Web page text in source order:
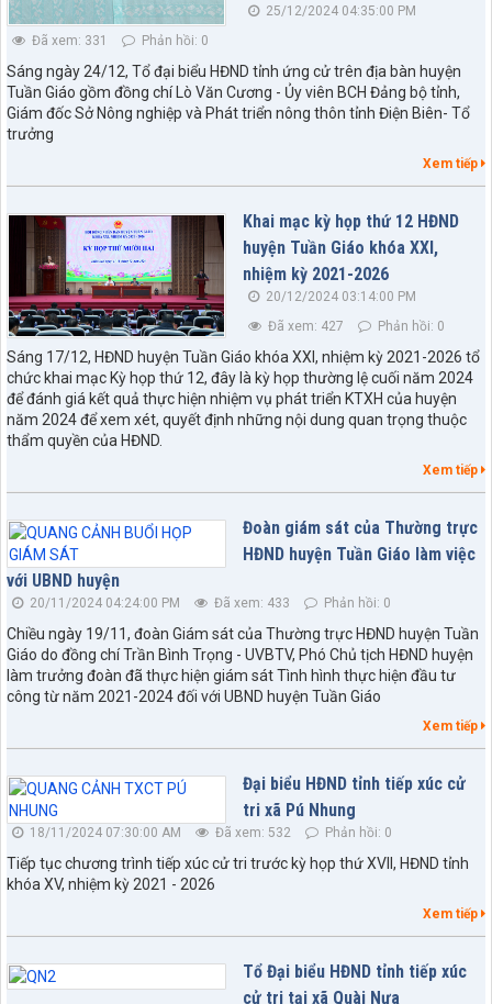
25/12/2024 04:35:00 PM
Đã xem: 331
Phản hồi: 0
Sáng ngày 24/12, Tổ đại biểu HĐND tỉnh ứng cử trên địa bàn huyện
Tuần Giáo gồm đồng chí Lò Văn Cương - Ủy viên BCH Đảng bộ tỉnh,
Giám đốc Sở Nông nghiệp và Phát triển nông thôn tỉnh Điện Biên- Tổ
trưởng
Xem tiếp
Khai mạc kỳ họp thứ 12 HĐND
huyện Tuần Giáo khóa XXI,
nhiệm kỳ 2021-2026
20/12/2024 03:14:00 PM
Đã xem: 427
Phản hồi: 0
Sáng 17/12, HĐND huyện Tuần Giáo khóa XXI, nhiệm kỳ 2021-2026 tổ
chức khai mạc Kỳ họp thứ 12, đây là kỳ họp thường lệ cuối năm 2024
để đánh giá kết quả thực hiện nhiệm vụ phát triển KTXH của huyện
năm 2024 để xem xét, quyết định những nội dung quan trọng thuộc
thẩm quyền của HĐND.
Xem tiếp
Đoàn giám sát của Thường trực
HĐND huyện Tuần Giáo làm việc
với UBND huyện
20/11/2024 04:24:00 PM Đã xem: 433 Phản hồi: 0
Chiều ngày 19/11, đoàn Giám sát của Thường trực HĐND huyện Tuần
Giáo do đồng chí Trần Bình Trọng - UVBTV, Phó Chủ tịch HĐND huyện
làm trưởng đoàn đã thực hiện giám sát Tình hình thực hiện đầu tư
công từ năm 2021-2024 đối với UBND huyện Tuần Giáo
Xem tiếp
Đại biểu HĐND tỉnh tiếp xúc cử
tri xã Pú Nhung
18/11/2024 07:30:00 AM Đã xem: 532 Phản hồi: 0
Tiếp tục chương trình tiếp xúc cử tri trước kỳ họp thứ XVII, HĐND tỉnh
khóa XV, nhiệm kỳ 2021 - 2026
Xem tiếp
Tổ Đại biểu HĐND tỉnh tiếp xúc
cử tri tại xã Quài Nưa